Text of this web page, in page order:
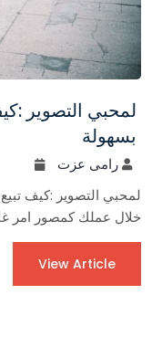
لمحبي التصوير
بسهولة
رامى عزت
لمحبي التصوير :كيف
خلال عملك كمصور امر
View Article